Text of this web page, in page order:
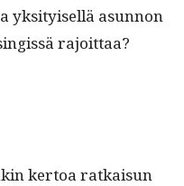
yksi­tyisel­lä asun­non
rajoittaa?
ker­toa ratkaisun